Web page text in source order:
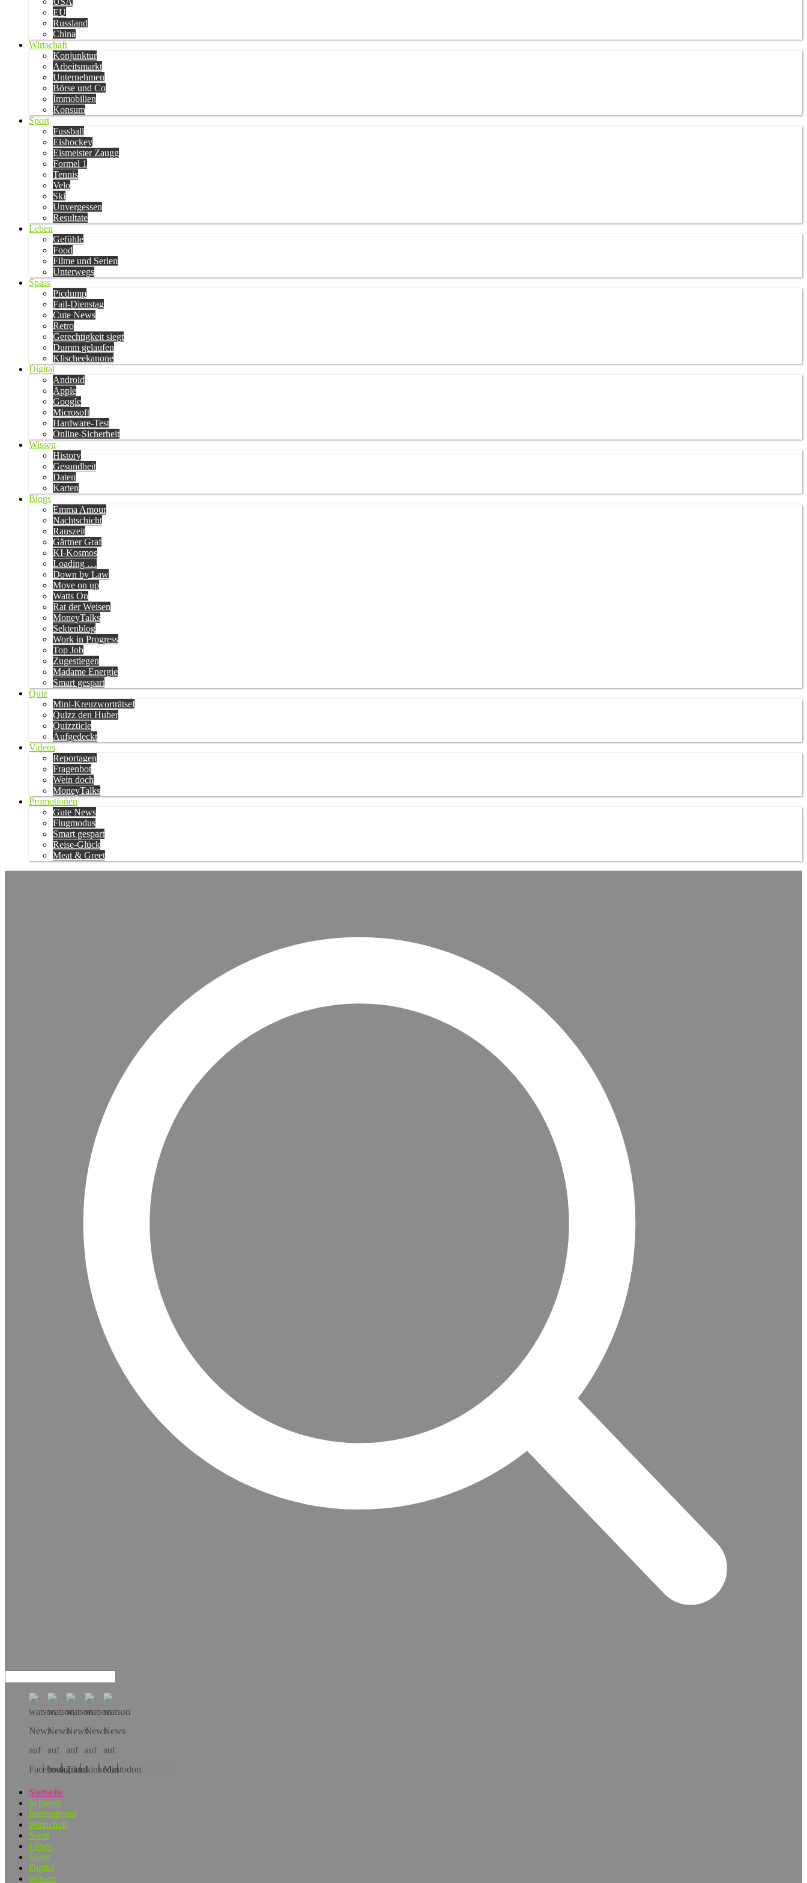
EU
Russland
China
Wirtschaft
Konjunktur
Arbeitsmarkt
Unternehmen
Börse und Co
Immobilien
Konsum
Sport
Fussball
Eishockey
Eismeister Zaugg
Formel 1
Tennis
Velo
Ski
Unvergessen
Resultate
Leben
Gefühle
Food
Filme und Serien
Unterwegs
Spass
Picdump
Fail-Dienstag
Cute News
Retro
Gerechtigkeit siegt
Dumm gelaufen
Klischeekanone
Digital
Android
Apple
Google
Microsoft
Hardware-Test
Online-Sicherheit
Wissen
History
Gesundheit
Daten
Karten
Blogs
Emma Amour
Nachtschicht
Rauszeit
Gärtner Graf
KI-Kosmos
Loading …
Down by Law
Move on up
Watts On
Rat der Weisen
MoneyTalks
Sektenblog
Work in Progress
Top Job
Zugestiegen
Madame Energie
Smart gespart
Quiz
Mini-Kreuzworträtsel
Quizz den Huber
Quizzticle
Aufgedeckt
Videos
Reportagen
Fragenbot
Wein doch
MoneyTalks
Promotionen
Gute News
Flugmodus
Smart gespart
Reise-Glück
Meat & Greet
Hol dir die App!
Startseite
Schweiz
International
Wirtschaft
Sport
Leben
Spass
Digital
Wissen